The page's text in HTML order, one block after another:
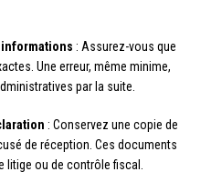
: Assurez-vous que
Une erreur, même minime,
par la suite.
: Conservez une copie de
de réception. Ces documents
litige ou de contrôle fiscal.